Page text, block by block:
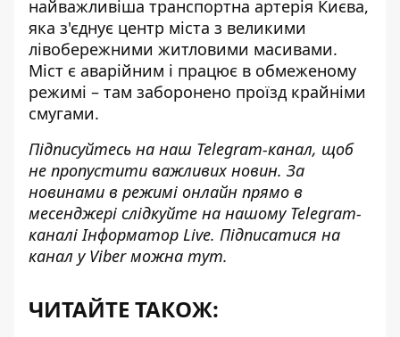
найважливіша транспортна артерія Києва,
яка з'єднує центр міста з великими
лівобережними житловими масивами.
Міст є аварійним і працює в обмеженому
режимі – там заборонено проїзд крайніми
смугами.
Підписуйтесь на наш Telegram-канал, щоб
не пропустити важливих новин. За
новинами в режимі онлайн прямо в
месенджері слідкуйте на нашому Telegram-
каналіІнформатор Live. Підписатися на
канал у Viber можна тут.
ЧИТАЙТЕ ТАКОЖ: